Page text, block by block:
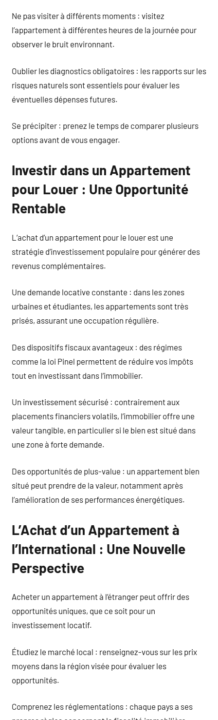
Ne pas visiter à différents moments : visitez
l’appartement à différentes heures de la journée pour
observer le bruit environnant.
Oublier les diagnostics obligatoires : les rapports sur les
risques naturels sont essentiels pour évaluer les
éventuelles dépenses futures.
Se précipiter : prenez le temps de comparer plusieurs
options avant de vous engager.
Investir dans un Appartement
pour Louer : Une Opportunité
Rentable
L’achat d’un appartement pour le louer est une
stratégie d’investissement populaire pour générer des
revenus complémentaires.
Une demande locative constante : dans les zones
urbaines et étudiantes, les appartements sont très
prisés, assurant une occupation régulière.
Des dispositifs fiscaux avantageux : des régimes
comme la loi Pinel permettent de réduire vos impôts
tout en investissant dans l’immobilier.
Un investissement sécurisé : contrairement aux
placements financiers volatils, l’immobilier offre une
valeur tangible, en particulier si le bien est situé dans
une zone à forte demande.
Des opportunités de plus-value : un appartement bien
situé peut prendre de la valeur, notamment après
l’amélioration de ses performances énergétiques.
L’Achat d’un Appartement à
l’International : Une Nouvelle
Perspective
Acheter un appartement à l’étranger peut offrir des
opportunités uniques, que ce soit pour un
investissement locatif.
Étudiez le marché local : renseignez-vous sur les prix
moyens dans la région visée pour évaluer les
opportunités.
Comprenez les réglementations : chaque pays a ses